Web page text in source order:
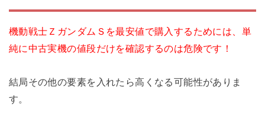
機動戦士ＺガンダムＳを最安値で購入するためには、単
純に中古実機の値段だけを確認するのは危険です！
結局その他の要素を入れたら高くなる可能性がありま
す。